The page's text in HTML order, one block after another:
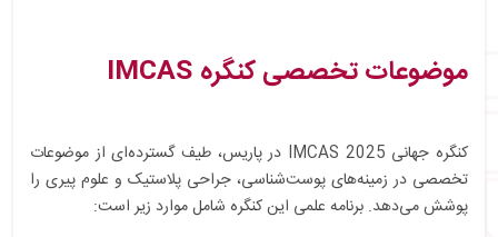
موضوعات تخصصی کنگره IMCAS
کنگره جهانی IMCAS 2025 در پاریس، طیف گسترده‌ای از موضوعات
تخصصی در زمینه‌های پوست‌شناسی، جراحی پلاستیک و علوم پیری را
پوشش می‌دهد. برنامه علمی این کنگره شامل موارد زیر است: